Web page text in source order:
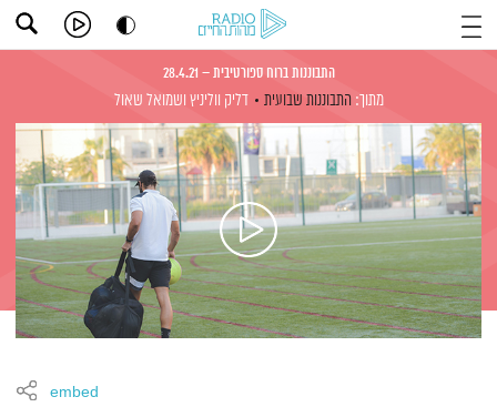
התבוננות ברוח ספורטיבית – 28.4.21
מתוך: התבוננות שבועית דליק ווליניץ ושמואל שאול
embed